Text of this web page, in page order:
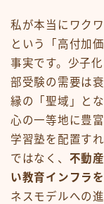
私が本当にワク
という「高付加
事実です。少子
部受験の需要は
縁の「聖域」と
心の一等地に豊
学習塾を配置す
ではなく、 不動
い教育インフラ
ネスモデルへの進